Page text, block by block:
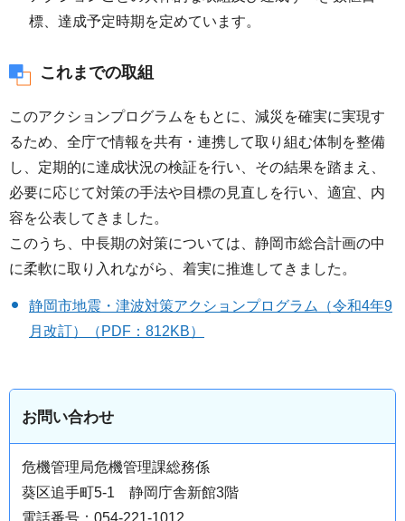
標、達成予定時期を定めています。
これまでの取組
このアクションプログラムをもとに、減災を確実に実現す
るため、全庁で情報を共有・連携して取り組む体制を整備
し、定期的に達成状況の検証を行い、その結果を踏まえ、
必要に応じて対策の手法や目標の見直しを行い、適宜、内
容を公表してきました。
このうち、中長期の対策については、静岡市総合計画の中
に柔軟に取り入れながら、着実に推進してきました。
静岡市地震・津波対策アクションプログラム（令和4年9
月改訂）（PDF：812KB）
お問い合わせ
危機管理局危機管理課総務係
葵区追手町5-1 静岡庁舎新館3階
電話番号：054-221-1012